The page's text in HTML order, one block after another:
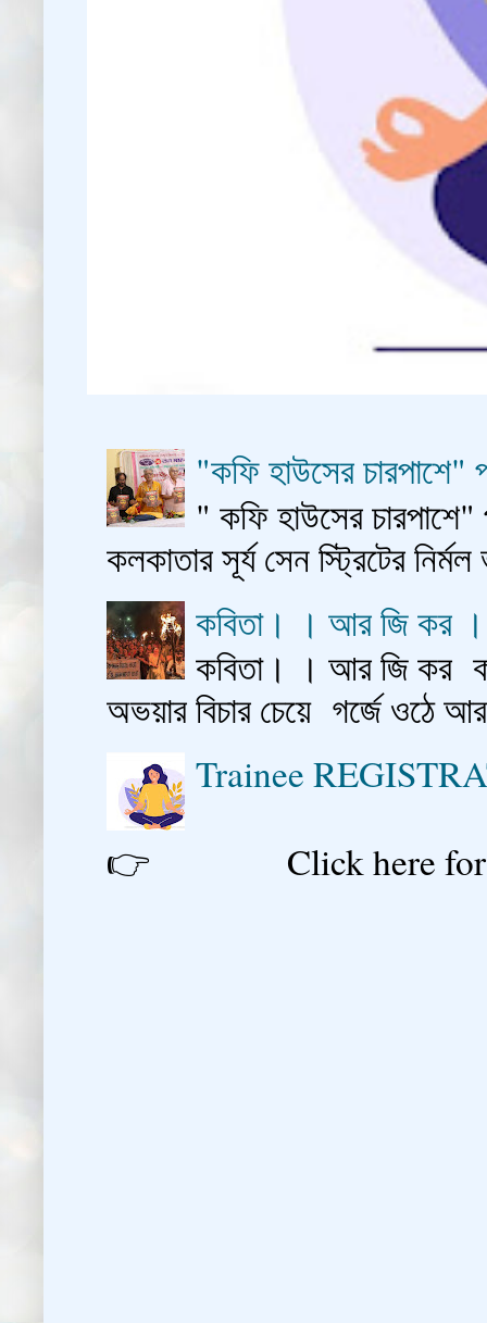
"কফি হাউসের
" কফি হাউসের
কলকাতার সূর্য সেন স্ট্রিটের
কবিতা। । আর জি কর
কবিতা। । আর জি কর
অভয়ার বিচার চেয়ে গর্জে
Trainee
👉 Click here for